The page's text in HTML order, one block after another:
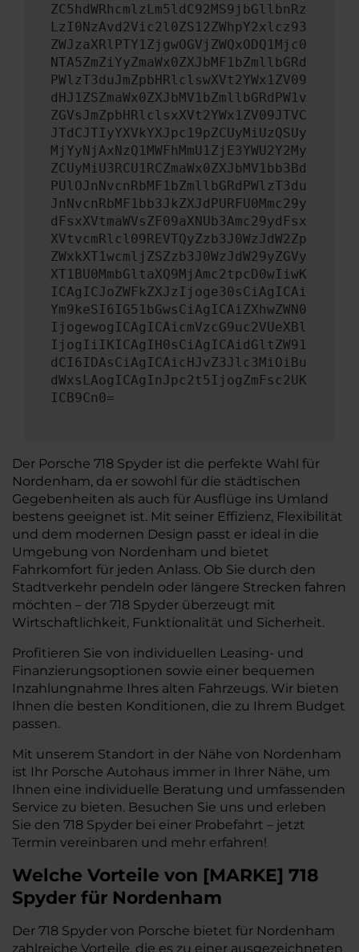
ZC5hdWRhcmlzLm5ldC92MS9jbGllbnRz
LzI0NzAvd2Vic2l0ZS12ZWhpY2xlcz93
ZWJzaXRlPTY1ZjgwOGVjZWQxODQ1Mjc0
NTA5ZmZiYyZmaWx0ZXJbMF1bZmllbGRd
PWlzT3duJmZpbHRlclswXVt2YWx1ZV09
dHJ1ZSZmaWx0ZXJbMV1bZmllbGRdPW1v
ZGVsJmZpbHRlclsxXVt2YWx1ZV09JTVC
JTdCJTIyYXVkYXJpc19pZCUyMiUzQSUy
MjYyNjAxNzQ1MWFhMmU1ZjE3YWU2Y2My
ZCUyMiU3RCU1RCZmaWx0ZXJbMV1bb3Bd
PUlOJnNvcnRbMF1bZmllbGRdPWlzT3du
JnNvcnRbMF1bb3JkZXJdPURFU0Mmc29y
dFsxXVtmaWVsZF09aXNUb3Amc29ydFsx
XVtvcmRlcl09REVTQyZzb3J0WzJdW2Zp
ZWxkXT1wcmljZSZzb3J0WzJdW29yZGVy
XT1BU0MmbGltaXQ9MjAmc2tpcD0wIiwK
ICAgICJoZWFkZXJzIjoge30sCiAgICAi
Ym9keSI6IG51bGwsCiAgICAiZXhwZWN0
IjogewogICAgICAicmVzcG9uc2VUeXBl
IjogIiIKICAgIH0sCiAgICAidGltZW91
dCI6IDAsCiAgICAicHJvZ3Jlc3MiOiBu
dWxsLAogICAgInJpc2t5IjogZmFsc2UK
ICB9Cn0=
Der Porsche 718 Spyder ist die perfekte Wahl für
Nordenham, da er sowohl für die städtischen
Gegebenheiten als auch für Ausflüge ins Umland
bestens geeignet ist. Mit seiner Effizienz, Flexibilität
und dem modernen Design passt er ideal in die
Umgebung von Nordenham und bietet
Fahrkomfort für jeden Anlass. Ob Sie durch den
Stadtverkehr pendeln oder längere Strecken fahren
möchten – der 718 Spyder überzeugt mit
Wirtschaftlichkeit, Funktionalität und Sicherheit.
Profitieren Sie von individuellen Leasing- und
Finanzierungsoptionen sowie einer bequemen
Inzahlungnahme Ihres alten Fahrzeugs. Wir bieten
Ihnen die besten Konditionen, die zu Ihrem Budget
passen.
Mit unserem Standort in der Nähe von Nordenham
ist Ihr Porsche Autohaus immer in Ihrer Nähe, um
Ihnen eine individuelle Beratung und umfassenden
Service zu bieten. Besuchen Sie uns und erleben
Sie den 718 Spyder bei einer Probefahrt – jetzt
Termin vereinbaren und mehr erfahren!
Welche Vorteile von [MARKE] 718
Spyder für Nordenham
Der 718 Spyder von Porsche bietet für Nordenham
zahlreiche Vorteile, die es zu einer ausgezeichneten